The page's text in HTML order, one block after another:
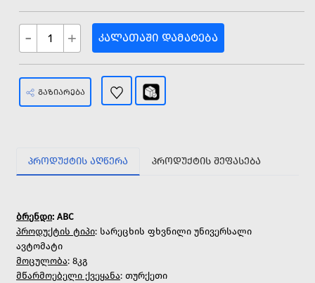
- + ᲙᲐᲚᲐᲗᲐᲨᲘ ᲓᲐᲛᲐᲢᲔᲑᲐ
ᲒᲐᲖᲘᲐᲠᲔᲑᲐ
ᲞᲠᲝᲓᲣᲥᲢᲘᲡ ᲐᲦᲬᲔᲠᲐ ᲞᲠᲝᲓᲣᲥᲢᲘᲡ ᲨᲔᲤᲐᲡᲔᲑᲐ
ბრენდი: ABC
პროდუქტის ტიპი: სარეცხის ფხვნილი უნივერსალი
ავტომატი
მოცულობა: 8კგ
მწარმოებელი ქვეყანა: თურქეთი